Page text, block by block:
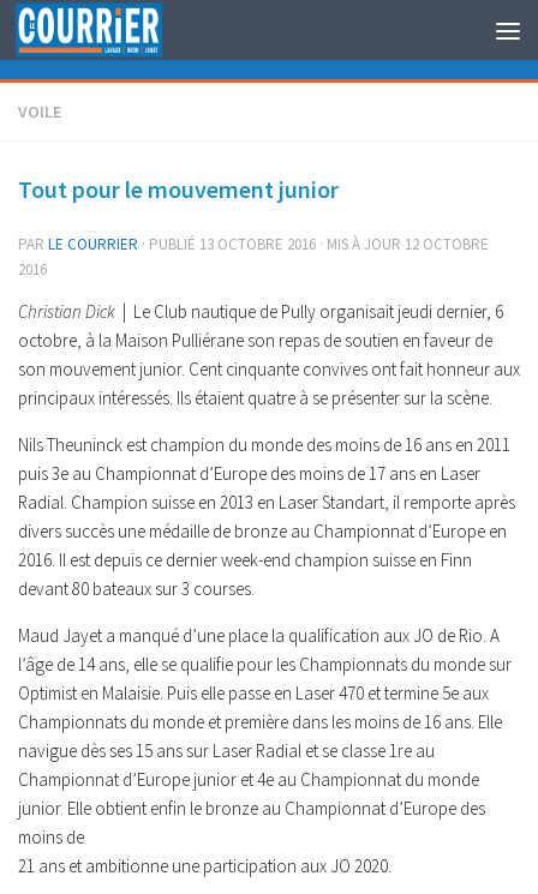
Au dessous du contenu
VOILE
Tout pour le mouvement junior
PAR LE COURRIER · PUBLIÉ 13 OCTOBRE 2016 · MIS À JOUR 12 OCTOBRE
2016
Christian Dick | Le Club nautique de Pully organisait jeudi dernier, 6
octobre, à la Maison Pulliérane son repas de soutien en faveur de
son mouvement junior. Cent cinquante convives ont fait honneur aux
principaux intéressés. Ils étaient quatre à se présenter sur la scène.
Nils Theuninck est champion du monde des moins de 16 ans en 2011
puis 3e au Championnat d’Europe des moins de 17 ans en Laser
Radial. Champion suisse en 2013 en Laser Standart, il remporte après
divers succès une médaille de bronze au Championnat d’Europe en
2016. Il est depuis ce dernier week-end champion suisse en Finn
devant 80 bateaux sur 3 courses.
Maud Jayet a manqué d’une place la qualification aux JO de Rio. A
l’âge de 14 ans, elle se qualifie pour les Championnats du monde sur
Optimist en Malaisie. Puis elle passe en Laser 470 et termine 5e aux
Championnats du monde et première dans les moins de 16 ans. Elle
navigue dès ses 15 ans sur Laser Radial et se classe 1re au
Championnat d’Europe junior et 4e au Championnat du monde
junior. Elle obtient enfin le bronze au Championnat d’Europe des
moins de
21 ans et ambitionne une participation aux JO 2020.